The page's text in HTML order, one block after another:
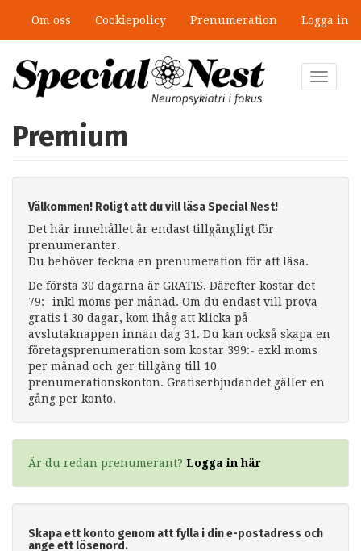
huvudinnehåll
Om oss Cookiepolicy Prenumeration Logga in
Toggle
Premium
Välkommen! Roligt att du vill läsa Special Nest!
Det här innehållet är endast tillgängligt för
prenumeranter.
Du behöver teckna en prenumeration för att läsa.
De första 30 dagarna är GRATIS. Därefter kostar det
79:- inkl moms per månad. Om du endast vill prova
gratis i 30 dagar, kom ihåg att klicka på
avslutaknappen innan dag 31. Du kan också skapa en
företagsprenumeration som kostar 399:- exkl moms
per månad och ger tillgång till 10
prenumerationskonton. Gratiserbjudandet gäller en
gång per konto.
Är du redan prenumerant? Logga in här
Skapa ett konto genom att fylla i din e-postadress och
ange ett lösenord.